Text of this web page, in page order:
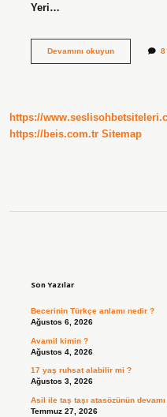
Yeri…
Devamını okuyunTalha
8
https://
https://beis.com.tr Sitemap
Son Yazılar
Becerinin Türkçe anlamı nedir ?
Ağustos 6, 2026
Avamil kimin ?
Ağustos 4, 2026
17 yaş ruhsat alabilir mi ?
Ağustos 3, 2026
Asil ile taş taşı atasözünün
Temmuz 27, 2026